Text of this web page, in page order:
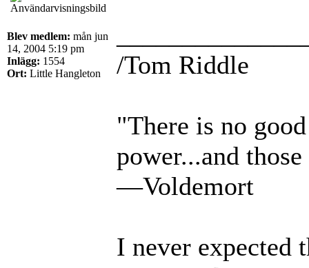
Blev medlem: mån jun
14, 2004 5:19 pm
Inlägg: 1554
Ort: Little Hangleton
/Tom Riddle
"There is no
power...and
—Voldemort
I never expected